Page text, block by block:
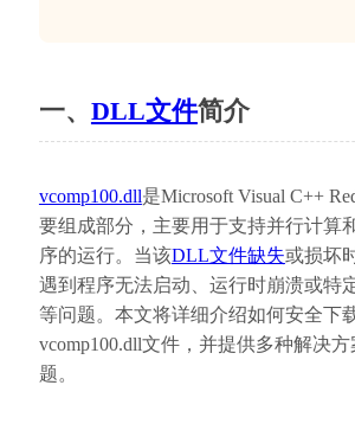
一、 DLL文件简介
vcomp100.dll是Microsoft Visual C++
要组成部分，主要用于支持并行计算
序的运行。当该DLL文件缺失或损坏
遇到程序无法启动、运行时崩溃或特
等问题。本文将详细介绍如何安全下
vcomp100.dll文件，并提供多种解决
题。